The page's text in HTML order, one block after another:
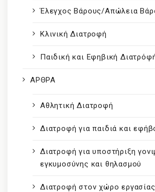
Έλεγχος Βάρους/Απώλεια
Κλινική Διατροφή
Παιδική και Εφηβική
ΑΡΘΡΑ
Αθλητική Διατροφή
Διατροφή για παιδιά και
Διατροφή για υποστήριξη
εγκυμοσύνης και θηλασμού
Διατροφή στον χώρο εργασίας